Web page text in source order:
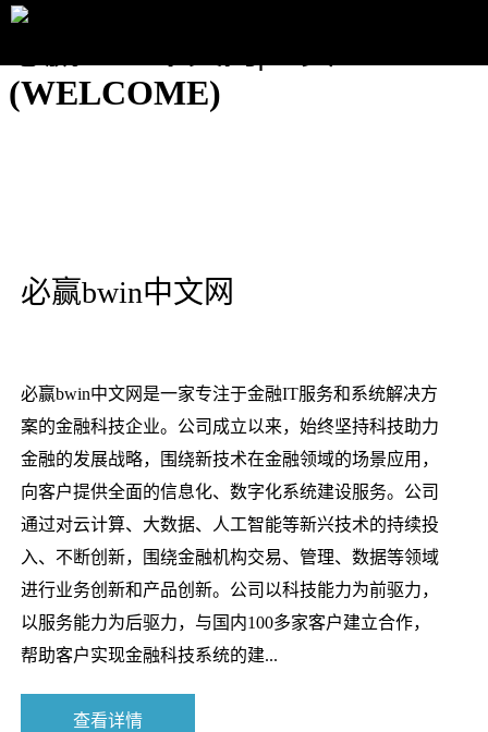
(WELCOME)
必赢bwin中文网
必赢bwin中文网是一家专注于金融IT服务和系统解决方
案的金融科技企业。公司成立以来，始终坚持科技助力
金融的发展战略，围绕新技术在金融领域的场景应用，
向客户提供全面的信息化、数字化系统建设服务。公司
通过对云计算、大数据、人工智能等新兴技术的持续投
入、不断创新，围绕金融机构交易、管理、数据等领域
进行业务创新和产品创新。公司以科技能力为前驱力，
以服务能力为后驱力，与国内100多家客户建立合作，
帮助客户实现金融科技系统的建...
查看详情